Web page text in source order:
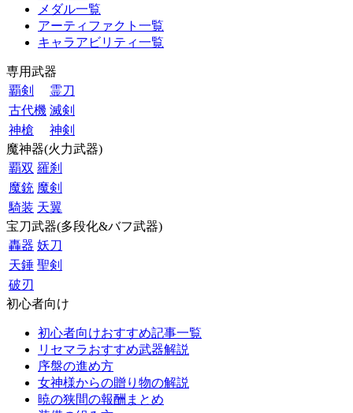
メダル一覧
アーティファクト一覧
キャラアビリティ一覧
専用武器
覇剣
霊刀
古代機 滅剣
神槍
神剣
魔神器(火力武器)
覇双 羅刹
魔銃 魔剣
騎装 天翼
宝刀武器(多段化&バフ武器)
轟器 妖刀
天錘 聖剣
破刃
初心者向け
初心者向けおすすめ記事一覧
リセマラおすすめ武器解説
序盤の進め方
女神様からの贈り物の解説
暁の狭間の報酬まとめ